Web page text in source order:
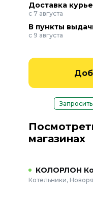
Доставка
с 7 августа
В пункты
с 9 августа
магазинах
КОЛОРЛОН
Котельники,